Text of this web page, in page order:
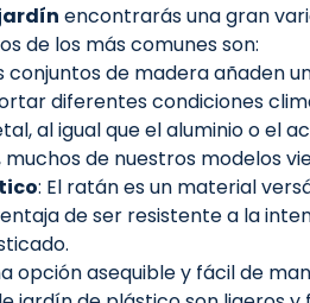
encontrarás una gran
de los más comunes son:
conjuntos de madera añaden
diferentes condiciones
al igual que el aluminio o el
de nuestros modelos
: El ratán es un material
de ser resistente a la
opción asequible y fácil de